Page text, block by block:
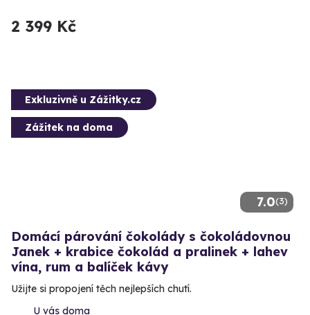
2 399 Kč
7.0(3)
Exkluzivně u Zážitky.cz
Zážitek na doma
Domácí párování čokolády s čokoládovnou
Janek + krabice čokolád a pralinek + lahev
vína, rum a balíček kávy
Užijte si propojení těch nejlepších chutí.
U vás doma